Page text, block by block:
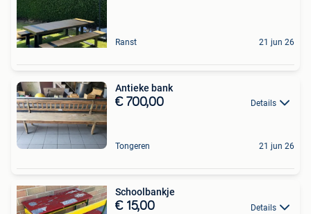
Ranst 21 jun 26
Antieke bank
€ 700,00 Details
Tongeren 21 jun 26
Schoolbankje
€ 15,00 Details